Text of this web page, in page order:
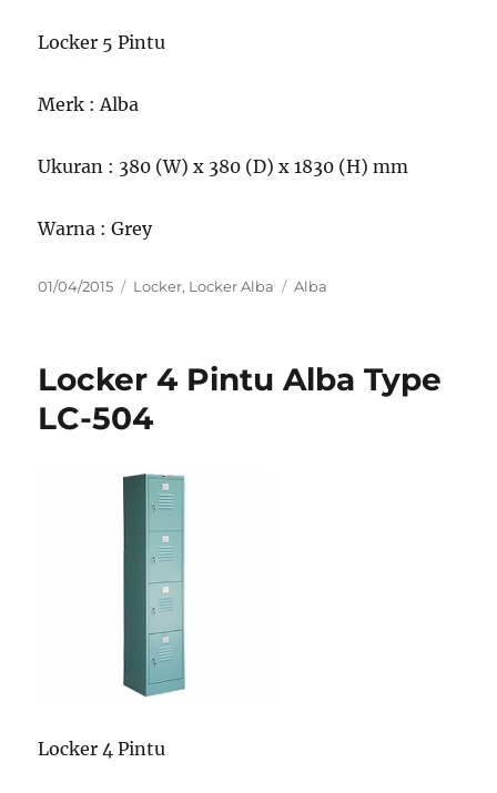
Locker 5 Pintu
Merk : Alba
Ukuran : 380 (W) x 380 (D) x 1830 (H) mm
Warna : Grey
Posted
01/04/2015 Categories
Locker, Locker Alba Tags
Alba
Locker 4 Pintu Alba Type
LC-504
Locker 4 Pintu